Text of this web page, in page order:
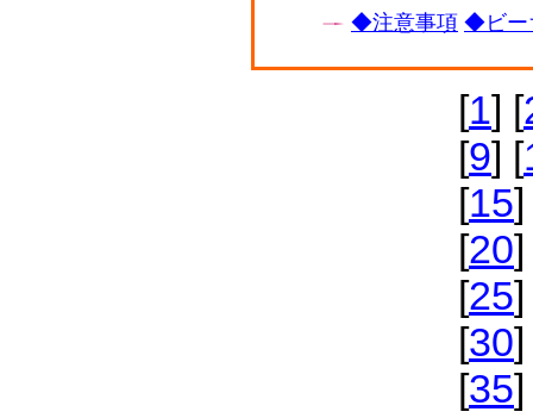
◆注意事項 ◆ビー
[1] [
[9] [
[15]
[20]
[25]
[30]
[35]